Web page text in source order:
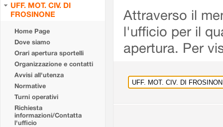
UFF. MOT. CIV. DI
FROSINONE
Home Page
Dove siamo
Orari apertura sportelli
Organizzazione e contatti
Avvisi all'utenza
Normative
Turni operativi
Richiesta
informazioni/Contatta
l'ufficio
Attraverso il
l'ufficio per il
apertura. Per